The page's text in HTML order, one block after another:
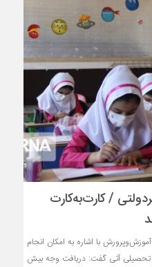
/ کارت‌به‌کارت‌
با اشاره به امکان انجام
تحصیلی آتی گفت: دریافت وجه بیش